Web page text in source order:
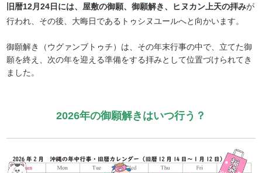
旧暦12月24日には、屋敷の御願、御願解き、ヒヌカン上天の拝みが
行われ、その後、大晦日であるトゥシヌユールへと向かいます。
御願解き（ウグァンブトゥチ）は、その年末行事の中で、立てた御
願を終え、次の年を迎える準備をする拝みとして位置づけられてき
ました。
2026年の御願解きはいつ行う？